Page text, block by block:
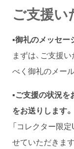
ご支援
▪︎御礼のメッセー
まずは、ご支援
べく御礼のメー
▪︎ご支援の状況を
をお送りします。
「コレクター限
せていただきます